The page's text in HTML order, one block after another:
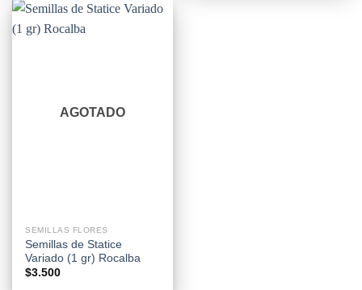
AGOTADO
SEMILLAS FLORES
Semillas de Statice
Variado (1 gr) Rocalba
$3.500